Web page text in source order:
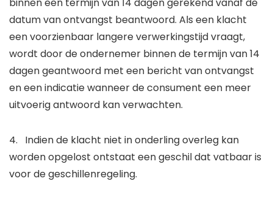
datum van ontvangst beantwoord. Als een klacht
een voorzienbaar langere verwerkingstijd vraagt,
wordt door de ondernemer binnen de termijn van 14
dagen geantwoord met een bericht van ontvangst
en een indicatie wanneer de consument een meer
uitvoerig antwoord kan verwachten.
4. Indien de klacht niet in onderling overleg kan
worden opgelost ontstaat een geschil dat vatbaar is
voor de geschillenregeling.